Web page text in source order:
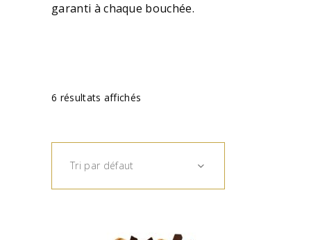
garanti à chaque bouchée.
6 résultats affichés
Tri par défaut